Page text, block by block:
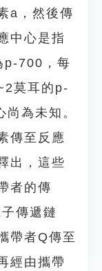
a，然後傳
中心是指
p-700，每
莫耳的p-
為未知。
傳至反應
出，這些
者的傳
傳遞鏈
帶者Q傳至
經由攜帶